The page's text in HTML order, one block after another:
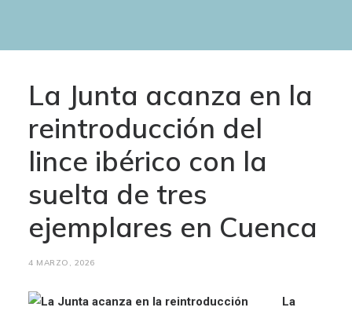
La Junta acanza en la
reintroducción del
lince ibérico con la
suelta de tres
ejemplares en Cuenca
4 MARZO, 2026
La